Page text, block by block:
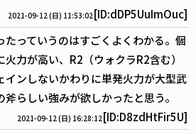
2021-09-12 (日) 11:53:02[ID:dDP5UuImOuc]
たっていうのはすごくよくわかる。個
力が高い、R2（ウォクラR2含む）
インしないかわりに単発火力が大型武
らしい強みが欲しかったと思う。
2021-09-12 (日) 16:28:12 [ID:D8zdHtFir5U]